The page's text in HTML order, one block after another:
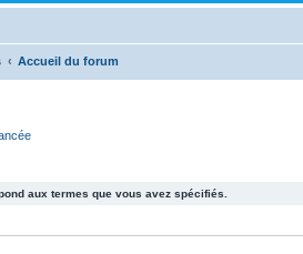
Accueil du forum
aux termes que vous avez spécifiés.